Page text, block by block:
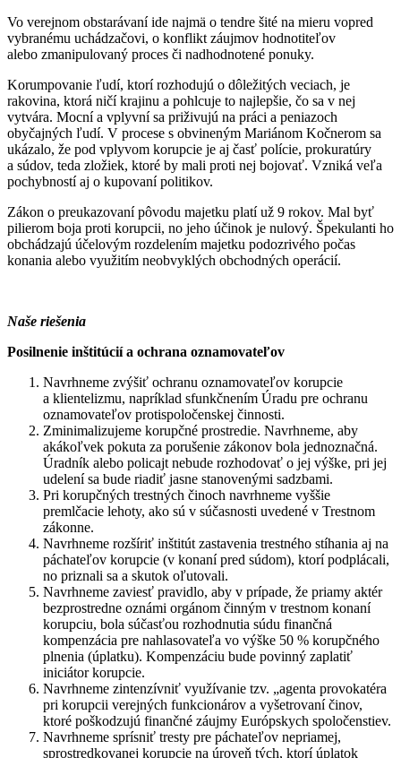
Vo verejnom obstarávaní ide najmä o tendre šité na mieru vopred
vybranému uchádzačovi, o konflikt záujmov hodnotiteľov
alebo zmanipulovaný proces či nadhodnotené ponuky.
Korumpovanie ľudí, ktorí rozhodujú o dôležitých veciach, je
rakovina, ktorá ničí krajinu a pohlcuje to najlepšie, čo sa v nej
vytvára. Mocní a vplyvní sa priživujú na práci a peniazoch
obyčajných ľudí. V procese s obvineným Mariánom Kočnerom sa
ukázalo, že pod vplyvom korupcie je aj časť polície, prokuratúry
a súdov, teda zložiek, ktoré by mali proti nej bojovať. Vzniká veľa
pochybností aj o kupovaní politikov.
Zákon o preukazovaní pôvodu majetku platí už 9 rokov. Mal byť
pilierom boja proti korupcii, no jeho účinok je nulový. Špekulanti ho
obchádzajú účelovým rozdelením majetku podozrivého počas
konania alebo využitím neobvyklých obchodných operácií.
Naše riešenia
Posilnenie inštitúcií a ochrana oznamovateľov
Navrhneme zvýšiť ochranu oznamovateľov korupcie
a klientelizmu, napríklad sfunkčnením Úradu pre ochranu
oznamovateľov protispoločenskej činnosti.
Zminimalizujeme korupčné prostredie. Navrhneme, aby
akákoľvek pokuta za porušenie zákonov bola jednoznačná.
Úradník alebo policajt nebude rozhodovať o jej výške, pri jej
udelení sa bude riadiť jasne stanovenými sadzbami.
Pri korupčných trestných činoch navrhneme vyššie
premlčacie lehoty, ako sú v súčasnosti uvedené v Trestnom
zákonne.
Navrhneme rozšíriť inštitút zastavenia trestného stíhania aj na
páchateľov korupcie (v konaní pred súdom), ktorí podplácali,
no priznali sa a skutok oľutovali.
Navrhneme zaviesť pravidlo, aby v prípade, že priamy aktér
bezprostredne oznámi orgánom činným v trestnom konaní
korupciu, bola súčasťou rozhodnutia súdu finančná
kompenzácia pre nahlasovateľa vo výške 50 % korupčného
plnenia (úplatku). Kompenzáciu bude povinný zaplatiť
iniciátor korupcie.
Navrhneme zintenzívniť využívanie tzv. „agenta provokatéra
pri korupcii verejných funkcionárov a vyšetrovaní činov,
ktoré poškodzujú finančné záujmy Európskych spoločenstiev.
Navrhneme sprísniť tresty pre páchateľov nepriamej,
sprostredkovanej korupcie na úroveň tých, ktorí úplatok